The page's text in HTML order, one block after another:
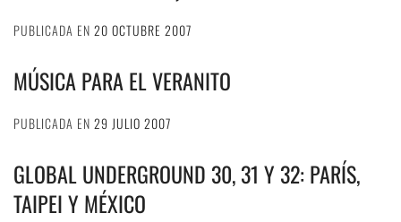
PUBLICADA EN 20 OCTUBRE 2007
MÚSICA PARA EL VERANITO
PUBLICADA EN 29 JULIO 2007
GLOBAL UNDERGROUND 30, 31 Y 32: PARÍS,
TAIPEI Y MÉXICO